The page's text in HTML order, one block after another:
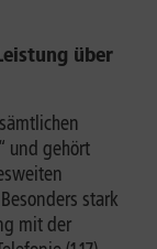
über
und gehört
stark
mit der